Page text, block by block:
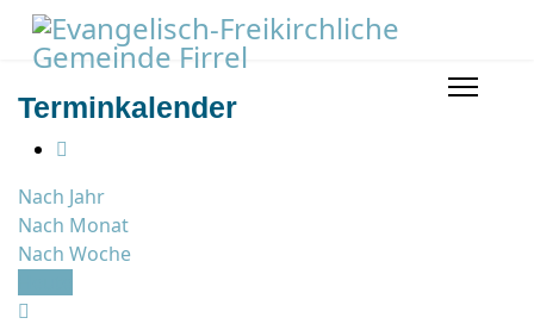
Terminkalender
Nach Jahr
Nach Monat
Nach Woche